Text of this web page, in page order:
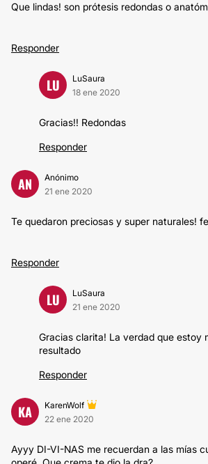
Que lindas! son prótesis redondas o
Responder
LU
LuSaura
18 ene 2020
Gracias!! Redondas
Responder
AN
Anónimo
21 ene 2020
Te quedaron preciosas y super naturales!
Responder
LU
LuSaura
21 ene 2020
Gracias clarita! La verdad que estoy
resultado
Responder
KA
KarenWolf
22 ene 2020
Ayyy DI-VI-NAS me recuerdan a las mías